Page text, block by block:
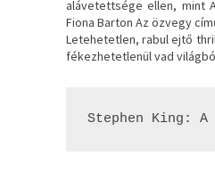
alávetettsége ellen, mint
Fiona Barton Az özvegy
Letehetetlen, rabul ejtő
fékezhetetlenül vad
Stephen King: A